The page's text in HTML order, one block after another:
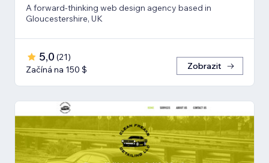
A forward-thinking web design agency based in
Gloucestershire, UK
5,0 (21)
Začíná na 150 $
Zobrazit